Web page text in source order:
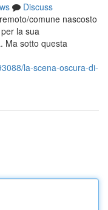
Discuss
comune nascosto
la sua
Ma sotto questa
la-scena-oscura-di-